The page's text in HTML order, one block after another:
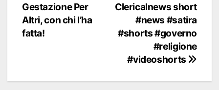
Clericalnews short
#news #satira
#shorts #governo
#religione
#videoshorts
Gestazione Per
Altri, con chi l’ha
fatta!